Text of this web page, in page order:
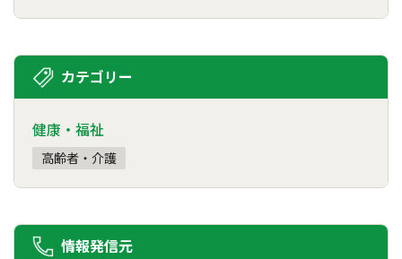
カテゴリー
健康・福祉
高齢者・介護
情報発信元